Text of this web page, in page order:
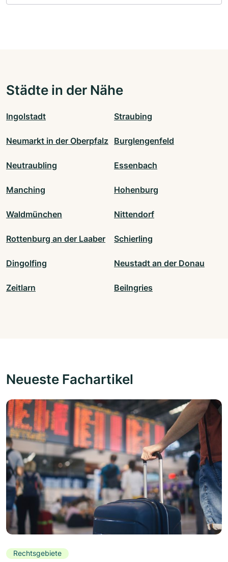
Städte in der Nähe
Ingolstadt Straubing
Neumarkt in der Oberpfalz Burglengenfeld
Neutraubling Essenbach
Manching Hohenburg
Waldmünchen Nittendorf
Rottenburg an der Laaber Schierling
Dingolfing Neustadt an der Donau
Zeitlarn Beilngries
Neueste Fachartikel
Rechtsgebiete